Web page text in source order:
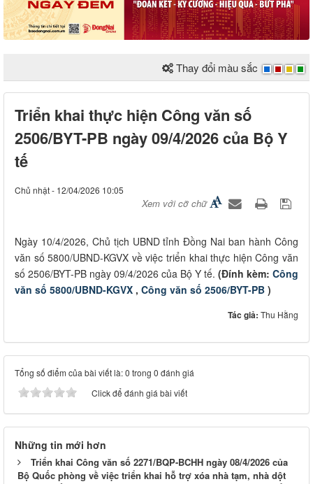
Thay đổi màu sắc
Triển khai thực hiện Công văn số
2506/BYT-PB ngày 09/4/2026 của Bộ Y
tế
Chủ nhật - 12/04/2026 10:05
Xem với cỡ chữ
Ngày 10/4/2026, Chủ tịch UBND tỉnh Đồng Nai ban hành Công
văn số 5800/UBND-KGVX về việc triển khai thực hiện Công văn
số 2506/BYT-PB ngày 09/4/2026 của Bộ Y tế. (Đính kèm: Công
văn số 5800/UBND-KGVX , Công văn số 2506/BYT-PB )
Tác giả: Thu Hằng
Tổng số điểm của bài viết là: 0 trong 0 đánh giá
Click để đánh giá bài viết
Những tin mới hơn
Triển khai Công văn số 2271/BQP-BCHH ngày 08/4/2026 của
Bộ Quốc phòng về việc triển khai hỗ trợ xóa nhà tạm, nhà dột